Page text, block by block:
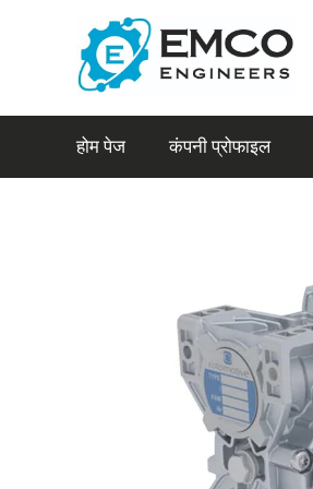
होम पेज कंपनी प्रोफाइल